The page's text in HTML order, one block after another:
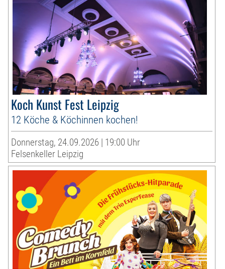
Koch Kunst Fest Leipzig
12 Köche & Köchinnen kochen!
Donnerstag, 24.09.2026 | 19:00 Uhr
Felsenkeller Leipzig